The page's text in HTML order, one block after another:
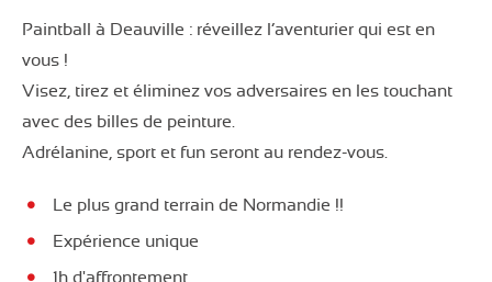
Paintball à Deauville : réveillez l’aventurier qui est en
vous !
Visez, tirez et éliminez vos adversaires en les touchant
avec des billes de peinture.
Adrélanine, sport et fun seront au rendez-vous.
Le plus grand terrain de Normandie !!
Expérience unique
1h d'affrontement